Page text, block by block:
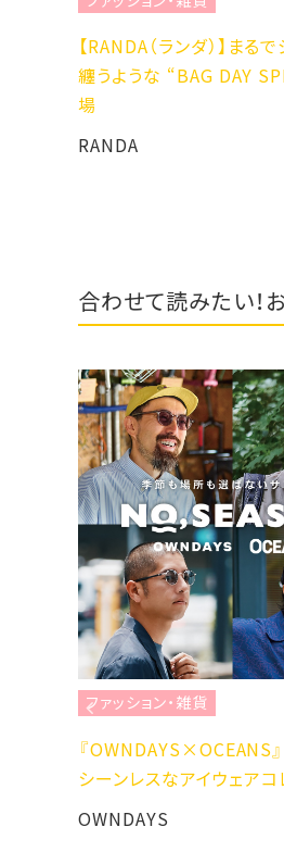
【RANDA（ランダ）】まる
纏うような “BAG DAY
場
RANDA
合わせて読みたい！
ファッション・雑貨
『OWNDAYS×OCEANS
シーンレスなアイウェアコ
OWNDAYS